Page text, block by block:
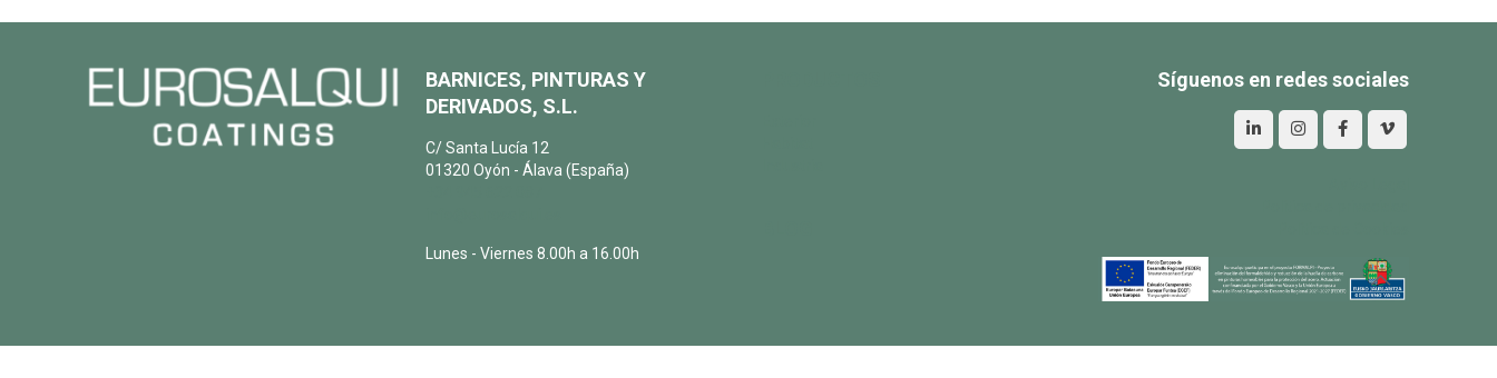
BARNICES, PINTURAS Y
DERIVADOS, S.L.
C/ Santa Lucía 12
01320 Oyón - Álava (España)
Lunes - Viernes 8.00h a 16.00h
Síguenos en redes sociales